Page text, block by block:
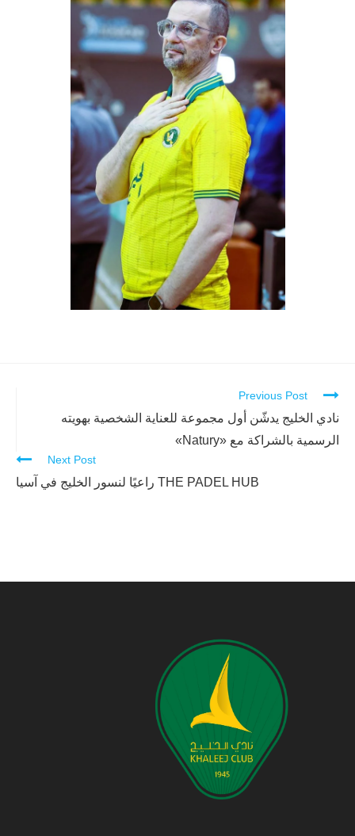
Continue
Reading
Previous Post
نادي الخليج يدشّن أول مجموعة للعناية الشخصية بهويته
الرسمية بالشراكة مع «Natury»
Next Post
THE PADEL HUB راعيًا لنسور الخليج في آسيا